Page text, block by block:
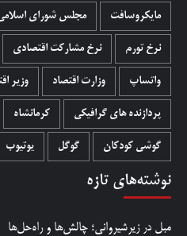
مایکروسافت مجلس شورای
نرخ تورم نرخ مشارکت اقتصادی
واتساپ وزارت اقتصاد وزیر
پردازنده های گرافیکی کرمانشاه
گوشی کودکان گوگل یوتیوب
نوشته‌های تازه
مبل در زیرشیروانی؛ چالش‌ها و راه‌حل‌ها